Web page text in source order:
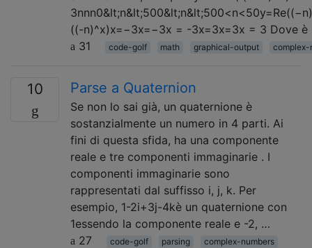
((-n)^x)x=−3x=−3x = -3x=3x=3x = 3 Dove è
31
code-golf math graphical-output complex-
10 Parse a Quaternion
Se non lo sai già, un quaternione è
sostanzialmente un numero in 4 parti. Ai
fini di questa sfida, ha una componente
reale e tre componenti immaginarie . I
componenti immaginarie sono
rappresentati dal suffisso i, j, k. Per
esempio, 1-2i+3j-4kè un quaternione con
1essendo la componente reale e -2, …
27
code-golf parsing complex-numbers